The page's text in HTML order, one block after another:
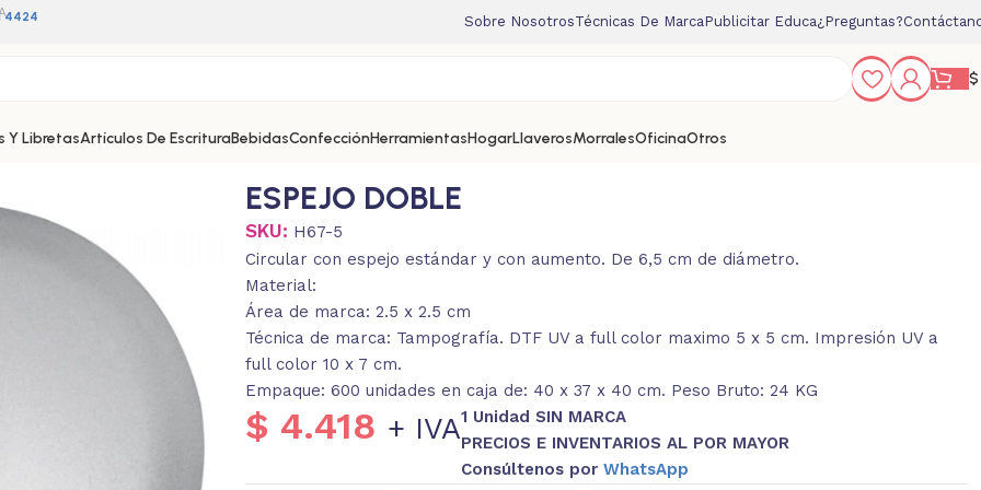
4424 Sobre NosotrosTécnicas De MarcaPublicitar Educa¿Preguntas?
$
Y LibretasArtículos De EscrituraBebidasConfecciónHerramientasHogarLlaverosMorralesOficinaOtros
ESPEJO DOBLE
SKU: H67-5
Circular con espejo estándar y con aumento. De 6,5 cm de diámetro.
Material:
Área de marca: 2.5 x 2.5 cm
Técnica de marca: Tampografía. DTF UV a full color maximo 5 x 5 cm. Impresión UV a
full color 10 x 7 cm.
Empaque: 600 unidades en caja de: 40 x 37 x 40 cm. Peso Bruto: 24 KG
$ 4.418 + IVA1 Unidad SIN MARCA
PRECIOS E INVENTARIOS AL POR MAYOR
Consúltenos por WhatsApp